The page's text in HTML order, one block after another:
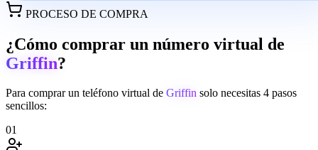
PROCESO DE COMPRA
¿Cómo comprar un número virtual de
Griffin?
Para comprar un teléfono virtual de Griffin solo necesitas 4 pasos
sencillos:
01